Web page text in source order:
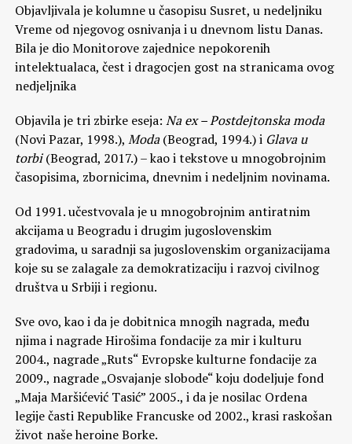
Objavljivala je kolumne u časopisu Susret, u nedeljniku
Vreme od njegovog osnivanja i u dnevnom listu Danas.
Bila je dio Monitorove zajednice nepokorenih
intelektualaca, čest i dragocjen gost na stranicama ovog
nedjeljnika
Objavila je tri zbirke eseja: Na ex – Postdejtonska moda
(Novi Pazar, 1998.), Moda(Beograd, 1994.) i Glava u
torbi(Beograd, 2017.) – kao i tekstove u mnogobrojnim
časopisima, zbornicima, dnevnim i nedeljnim novinama.
Od 1991. učestvovala je u mnogobrojnim antiratnim
akcijama u Beogradu i drugim jugoslovenskim
gradovima, u saradnji sa jugoslovenskim organizacijama
koje su se zalagale za demokratizaciju i razvoj civilnog
društva u Srbiji i regionu.
Sve ovo, kao i da je dobitnica mnogih nagrada, među
njima i nagrade Hirošima fondacije za mir i kulturu
2004., nagrade „Ruts“ Evropske kulturne fondacije za
2009., nagrade „Osvajanje slobode“ koju dodeljuje fond
„Maja Maršićević Tasić” 2005., i da je nosilac Ordena
legije časti Republike Francuske od 2002., krasi raskošan
život naše heroine Borke.